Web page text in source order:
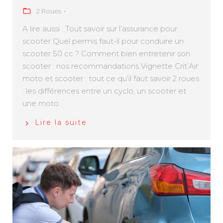
2 Roues
A lire aussi : Tout savoir sur l’assurance pour
scooter Quel permis faut-il pour conduire un
scooter 50 cc ? Comment bien entretenir son
scooter : nos recommandations Vignette Crit’Air
moto et scooter : tout ce qu’il faut savoir 2 roues
: les différences entre un cyclo, un scooter et
une moto
Lire la suite